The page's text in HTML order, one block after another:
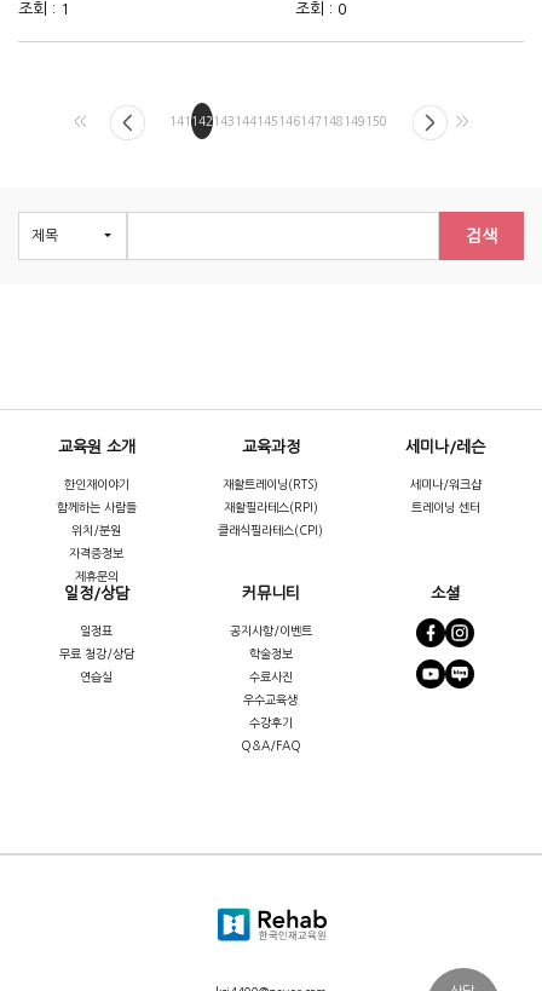
조회 : 1 조회 : 0
<< 141142143 144145 146147 148 149 150 >>
검색
교육원 소개
한인재이야기
함께하는 사람들
위치/분원
자격증정보
제휴문의
교육과정
재활트레이닝(RTS)
재활필라테스(RPI)
클래식필라테스(CPI)
세미나/레슨
세미나/워크샵
트레이닝 센터
일정/상담
일정표
무료 청강/상담
연습실
커뮤니티
공지사항/이벤트
학술정보
수료사진
우수교육생
수강후기
Q&A/FAQ
소셜